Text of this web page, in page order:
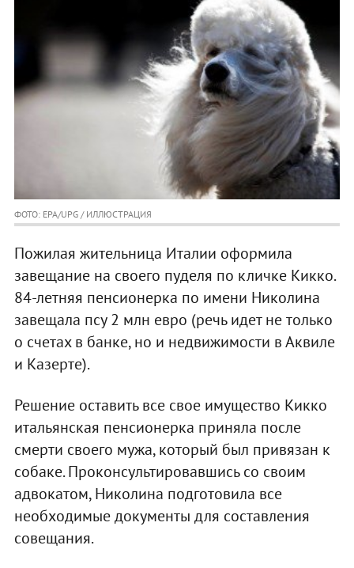
ФОТО: EPA/UPG / ИЛЛЮСТРАЦИЯ
Пожилая жительница Италии оформила
завещание на своего пуделя по кличке Кикко.
84-летняя пенсионерка по имени Николина
завещала псу 2 млн евро (речь идет не только
о счетах в банке, но и недвижимости в Аквиле
и Казерте).
Решение оставить все свое имущество Кикко
итальянская пенсионерка приняла после
смерти своего мужа, который был привязан к
собаке. Проконсультировавшись со своим
адвокатом, Николина подготовила все
необходимые документы для составления
совещания.